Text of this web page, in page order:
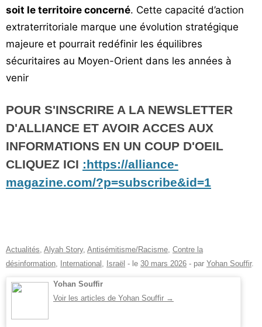
soit le territoire concerné. Cette capacité d’action
extraterritoriale marque une évolution stratégique
majeure et pourrait redéfinir les équilibres
sécuritaires au Moyen-Orient dans les années à
venir
POUR S'INSCRIRE A LA NEWSLETTER
D'ALLIANCE ET AVOIR ACCES AUX
INFORMATIONS EN UN COUP D'OEIL
CLIQUEZ ICI :https://alliance-
magazine.com/?p=subscribe&id=1
Actualités Alyah Story, Antisémitisme/Racisme Contre la
désinformation
International Israël - le 30 mars 2026 - par Yohan Souffir.
Yohan Souffir
Voir les articles de Yohan Souffir →